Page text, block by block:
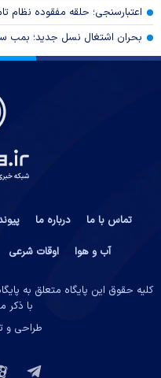
اعتبارسنجی؛ حلقه مفقوده نظام
بحران اشتغال نسل جدید؛ بمب
تماس با ما درباره ما
آب و هوا
اوقات شرعی
کلیه حقوق این پایگاه متعلق به
با ذکر
طراحی و